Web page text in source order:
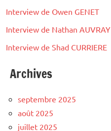
Interview de Owen GENET
Interview de Nathan AUVRAY
Interview de Shad CURRIERE
Archives
septembre 2025
août 2025
juillet 2025